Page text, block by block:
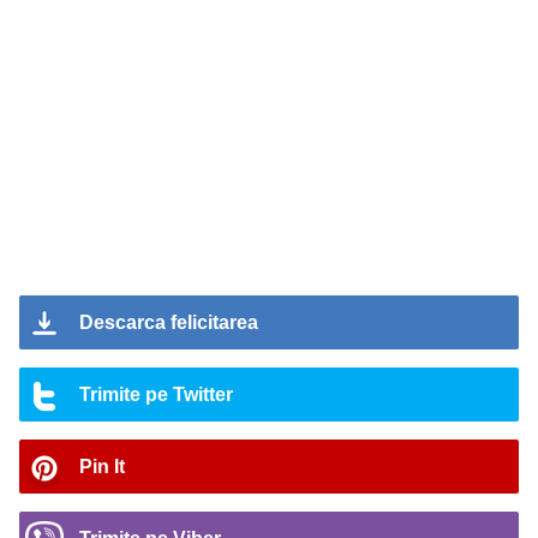
Descarca felicitarea
Trimite pe Twitter
Pin It